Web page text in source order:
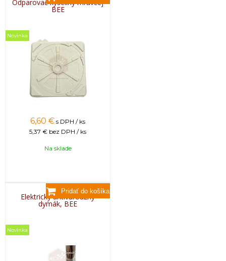
Odparovač kyseliny mravčej
BEE
Novinka
6,60 € s DPH / ks
5,37 € bez DPH / ks
Na sklade
Elektrický antivaroázny
dymák, BEE
Novinka